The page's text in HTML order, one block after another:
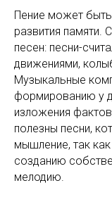
Пение может
развития памяти.
песен: песни-
движениями,
Музыкальные
формированию у
изложения
полезны песни,
мышление, так
созданию
мелодию.